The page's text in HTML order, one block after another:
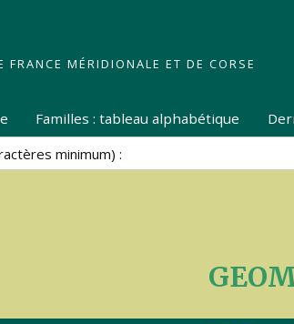
FRANCE MÉRIDIONALE ET DE CORSE
Familles : tableau alphabétique